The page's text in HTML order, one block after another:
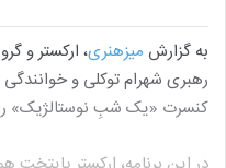
به گزارش میزهنری
رهبری شهرام توکلی و
کنسرت «یک شبِ نوستالژیک» را